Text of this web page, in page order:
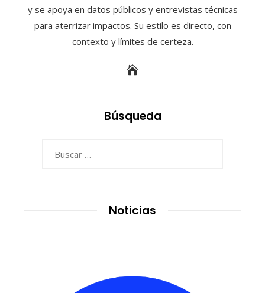
y se apoya en datos públicos y entrevistas técnicas
para aterrizar impactos. Su estilo es directo, con
contexto y límites de certeza.
Búsqueda
Noticias